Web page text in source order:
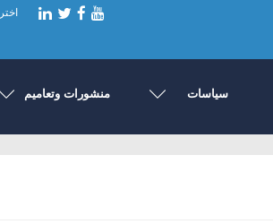
سياسات منشورات وتعاميم